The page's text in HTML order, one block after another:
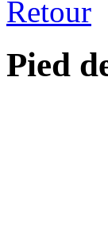
Retour
Pied